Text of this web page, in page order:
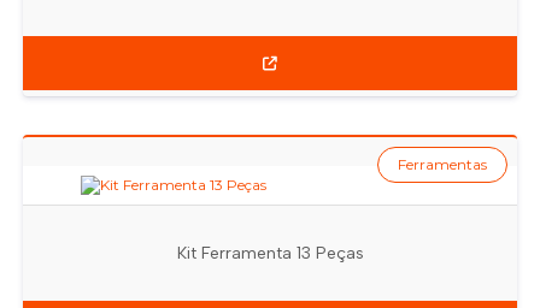
Kit Ferramenta 13 Peças
Ferramentas